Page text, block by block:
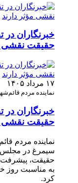
خبرنگاران
حقیقت نقشی
۱۷ مرداد ۱۴۰۵
نماینده مردم
خبرنگاران
حقیقت نقشی
نماینده مردم
سیمرغ در مجلس
حقیقت، پیشرفت
به مناسبت روز
کرد.